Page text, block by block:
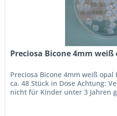
Preciosa Bicone 4mm weiß
Preciosa Bicone 4mm weiß
ca. 48 Stück in Dose Achtung:
nicht für Kinder unter 3 Jahren